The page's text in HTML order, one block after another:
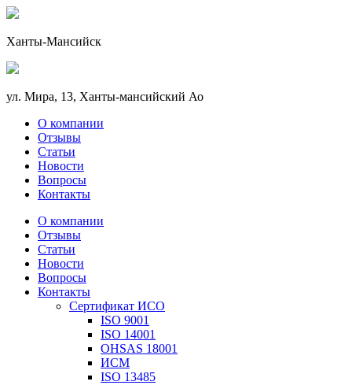
Ханты-Мансийск
ул. Мира, 13, Ханты-мансийский Ао
О компании
Отзывы
Статьи
Новости
Вопросы
Контакты
О компании
Отзывы
Статьи
Новости
Вопросы
Контакты
Сертификат ИСО
ISO 9001
ISO 14001
OHSAS 18001
ИСМ
ISO 13485